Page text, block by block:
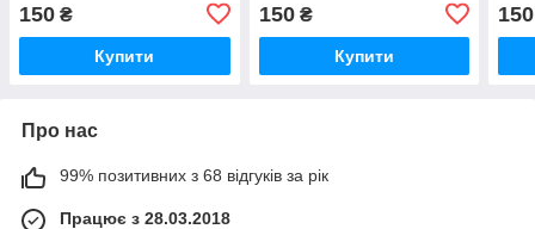
150 ₴
Купити
150₴
Купити
150
Про нас
99% позитивних з 68 відгуків за рік
Працює з 28.03.2018